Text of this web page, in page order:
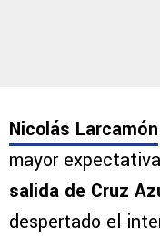
Nicolás Larcamón
mayor
salida de Cruz
despertado el